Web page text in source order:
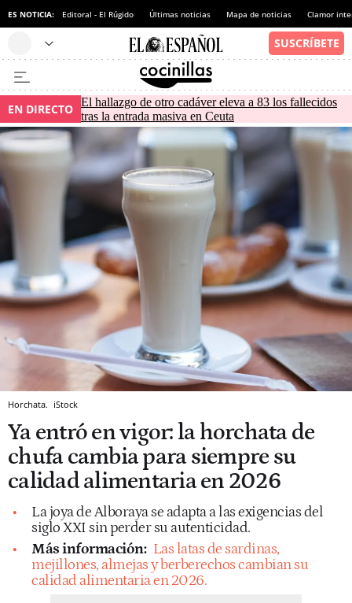
ES NOTICIA: Editoral - El Rúgido Últimas noticias Mapa de noticias Clamor
EN DIRECTO El hallazgo de otro cadáver eleva a 83 los fallecidos
tras la entrada masiva en Ceuta
Horchata. iStock
Ya entró en vigor: la horchata de
chufa cambia para siempre su
calidad alimentaria en 2026
La joya de Alboraya se adapta a las exigencias del
siglo XXI sin perder su autenticidad.
Más información: Las latas de sardinas,
mejillones, almejas y berberechos cambian su
calidad alimentaria en 2026.